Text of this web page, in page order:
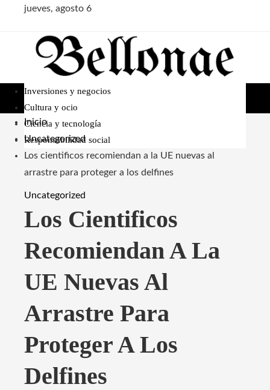
jueves, agosto 6
Inversiones y negocios
Cultura y ocio
Ciencia y tecnología
Responsabilidad social
Inicio
Uncategorized
Los cientificos recomiendan a la UE nuevas al
arrastre para proteger a los delfines
Uncategorized
Los Cientificos
Recomiendan A La
UE Nuevas Al
Arrastre Para
Proteger A Los
Delfines